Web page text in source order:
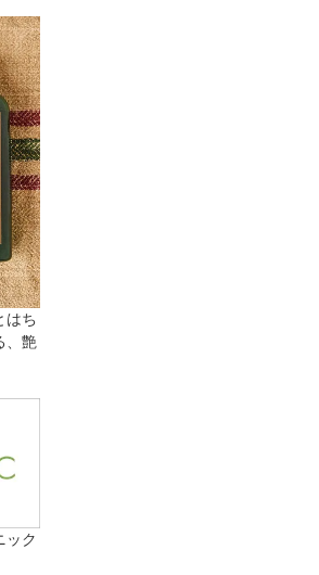
はち
、艶
ック